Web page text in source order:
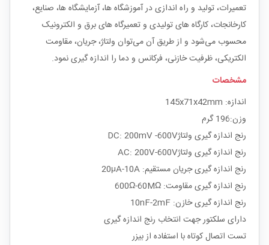
تعمیرات، تولید و راه اندازی در آموزشگاه ها، آزمایشگاه ها، صنایع،
کارخانجات، کارگاه های تولیدی و تعمیرگاه های برق و الکترونیک
محسوب می‌شود و از طریق آن می‌توان ولتاژ، جریان، مقاومت
الکتریکی، ظرفیت خازنی، فرکانس و دما را اندازه گیری نمود.
مشخصات
اندازه: 145x71x42mm
وزن:196 گرم
رنج اندازه گیری ولتاژDC: 200mV -600V
رنج اندازه گیری ولتاژAC: 200V-600V
رنج اندازه گیری جریان مستقیم: 20μA-10A
رنج اندازه گیری مقاومت: 600Ω-60MΩ
رنج اندازه گیری خازن: 10nF-2mF
دارای سلکتور جهت انتخاب رنج اندازه گیری
تست اتصال کوتاه با استفاده از بیزر